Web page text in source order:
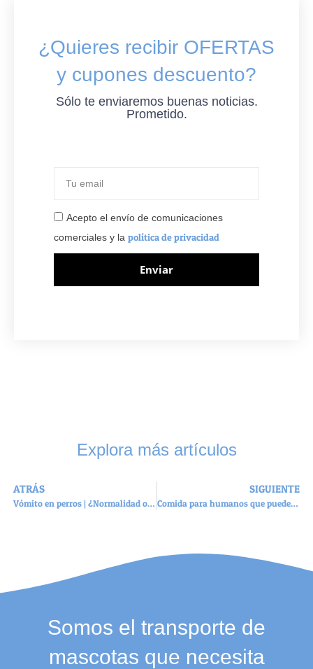
¿Quieres recibir OFERTAS
y cupones descuento?
Sólo te enviaremos buenas noticias.
Prometido.
Acepto el envío de comunicaciones
comerciales y la política de privacidad
Enviar
Explora más artículos
ATRÁS
Vómito en perros | ¿Normalidad o señal de peligro?
SIGUIENTE
Comida para humanos que puede comer un perro
Somos el transporte de
mascotas que necesita